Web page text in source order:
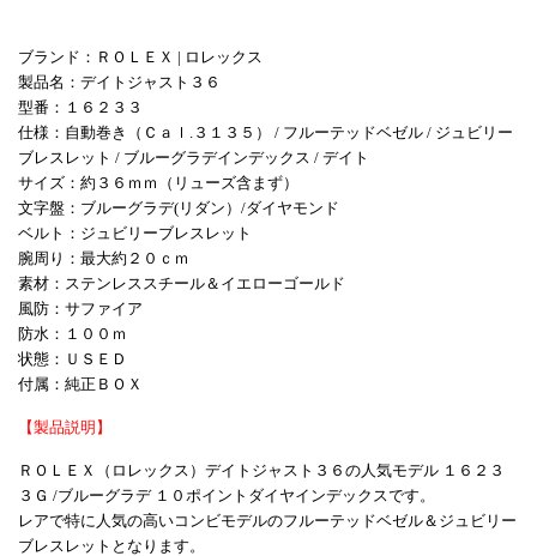
ブランド：ＲＯＬＥＸ | ロレックス
製品名：デイトジャスト３６
型番：１６２３３
仕様：自動巻き（Ｃａｌ.３１３５） / フルーテッドベゼル / ジュビリー
ブレスレット / ブルーグラデインデックス / デイト
サイズ：約３６ｍｍ（リューズ含まず）
文字盤：ブルーグラデ(リダン）/ダイヤモンド
ベルト：ジュビリーブレスレット
腕周り：最大約２０ｃｍ
素材：ステンレススチール＆イエローゴールド
風防：サファイア
防水：１００ｍ
状態：ＵＳＥＤ
付属： 純正ＢＯＸ
【製品説明】
ＲＯＬＥＸ（ロレックス）デイトジャスト３６の人気モデル １６２３
３Ｇ /ブルーグラデ １０ポイントダイヤインデックスです。
レアで特に人気の高いコンビモデルのフルーテッドベゼル＆ジュビリー
ブレスレットとなります。